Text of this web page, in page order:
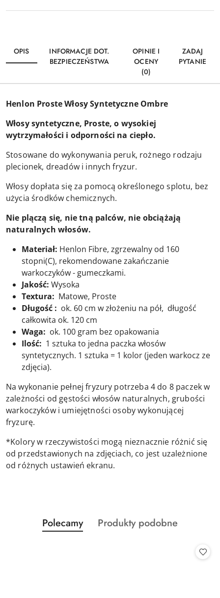
OPIS
INFORMACJE DOT.
BEZPIECZEŃSTWA
OPINIE I
OCENY
(0)
ZADAJ
PYTANIE
Henlon Proste Włosy Syntetyczne Ombre
Włosy syntetyczne, Proste, o wysokiej
wytrzymałości i odporności na ciepło.
Stosowane do wykonywania peruk, rożnego rodzaju
plecionek, dreadów i innych fryzur.
Włosy dopłata się za pomocą określonego splotu, bez
użycia środków chemicznych.
Nie plączą się, nie tną palców, nie obciążają
naturalnych włosów.
Materiał: Henlon Fibre, zgrzewalny od 160
stopni(C), rekomendowane zakańczanie
warkoczyków - gumeczkami.
Jakość: Wysoka
Textura: Matowe, Proste
Długość : ok. 60 cm w złożeniu na pół, długość
całkowita ok. 120 cm
Waga: ok. 100 gram bez opakowania
Ilość: 1 sztuka to jedna paczka włosów
syntetycznych. 1 sztuka = 1 kolor (jeden warkocz ze
zdjęcia).
Na wykonanie pełnej fryzury potrzeba 4 do 8 paczek w
zależności od gęstości włosów naturalnych, grubości
warkoczyków i umiejętności osoby wykonującej
fryzurę.
*Kolory w rzeczywistości mogą nieznacznie różnić się
od przedstawionych na zdjęciach, co jest uzależnione
od różnych ustawień ekranu.
Pomiń karuzelę produktów
Produkty
o
Polecamy
Produkty
Produkty podobne